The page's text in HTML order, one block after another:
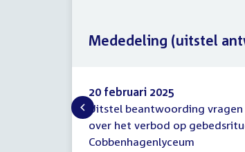
Mededeling
(uitstel
antwoord)
20 februari 2025
Uitstel beantwoording
over het verbod op
Cobbenhagenlyceum
Mededeling (uitstel